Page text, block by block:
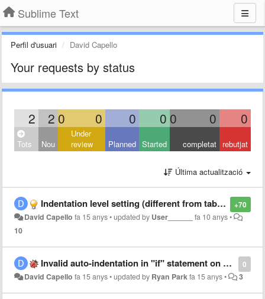
Sublime Text
Perfil d'usuari David Capello
Your requests by status
2 2 0 0 0 0 0 0 0
Tots Nou
Under
review
Planned Started completat rebutjat
Última actualització
+70
Indentation level setting (different from tab size)
David Capello fa 15 anys•updated by User______ fa 10 anys•
10
0
Invalid auto-indentation in "if" statement on C-like languages
David Capello fa 15 anys•updated by Ryan Parkfa 15 anys• 3